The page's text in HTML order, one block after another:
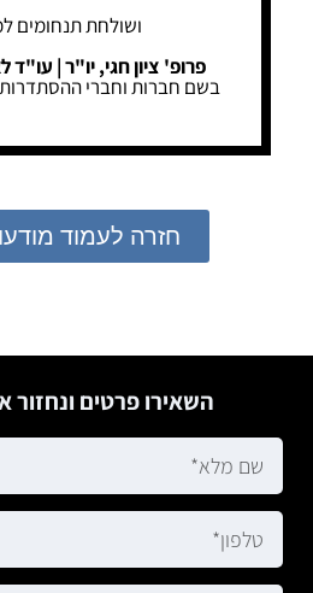
ושולחת תנחומים
פרופ' ציון חגי, יו"ר |
בשם חברות וחברי
חזרה לעמוד
השאירו פרטים